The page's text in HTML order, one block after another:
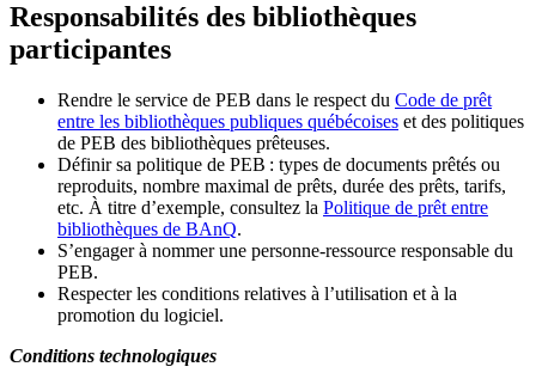
Responsabilités des bibliothèques
participantes
Rendre le service de PEB dans le respect du Code de prêt
entre les bibliothèques publiques québécoises et des politiques
de PEB des bibliothèques prêteuses.
Définir sa politique de PEB : types de documents prêtés ou
reproduits, nombre maximal de prêts, durée des prêts, tarifs,
etc. À titre d’exemple, consultez la Politique de prêt entre
bibliothèques de BAnQ.
S’engager à nommer une personne-ressource responsable du
PEB.
Respecter les conditions relatives à l’utilisation et à la
promotion du logiciel.
Conditions technologiques